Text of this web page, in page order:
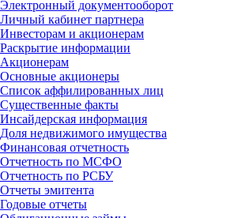
Электронный документооборот
Личный кабинет партнера
Инвесторам и акционерам
Раскрытие информации
Акционерам
Основные акционеры
Список аффилированных лиц
Существенные факты
Инсайдерская информация
Доля недвижимого имущества
Финансовая отчетность
Отчетность по МСФО
Отчетность по РСБУ
Отчеты эмитента
Годовые отчеты